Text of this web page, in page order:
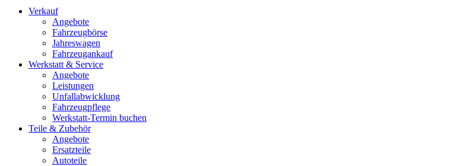
Verkauf
Angebote
Fahrzeugbörse
Jahreswagen
Fahrzeugankauf
Werkstatt & Service
Angebote
Leistungen
Unfallabwicklung
Fahrzeugpflege
Werkstatt-Termin buchen
Teile & Zubehör
Angebote
Ersatzteile
Autoteile